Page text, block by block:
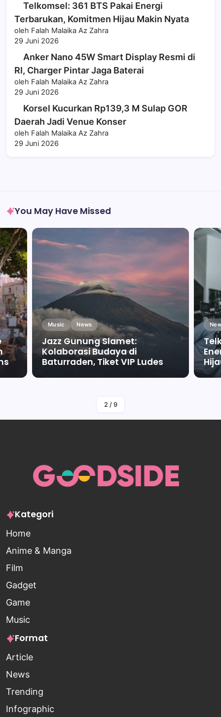
Telkomsel: 361 BTS Pakai Energi
Terbarukan, Komitmen Hijau Makin Nyata
oleh Falah Malaika Az Zahra
29 Juni 2026
Anker Nano 45W Smart Display Resmi di
RI, Charger Pintar Jaga Baterai
oleh Falah Malaika Az Zahra
29 Juni 2026
Korsel Kucurkan Rp139,3 M Sulap GOR
Daerah Jadi Venue Konser
oleh Falah Malaika Az Zahra
29 Juni 2026
You May Have Missed
Music News
Jazz Gunung Slamet:
Kolaborasi Budaya di
Baturraden, Tiket VIP Ludes
By Falah Malaika Az Zahra
2 / 9
Kategori
Home
Anime & Manga
Film
Gadget
Game
Music
Format
Article
News
Trending
Infographic